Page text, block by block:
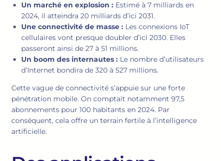
Un marché en explosion : Estimé à 7 milliards en
2024, il atteindra 20 milliards d’ici 2031.
Une connectivité de masse : Les connexions IoT
cellulaires vont presque doubler d’ici 2030. Elles
passeront ainsi de 27 à 51 millions.
Un boom des internautes : Le nombre d’utilisateurs
d’Internet bondira de 320 à 527 millions.
Cette vague de connectivité s’appuie sur une forte
pénétration mobile. On comptait notamment 97,5
abonnements pour 100 habitants en 2024. Par
conséquent, cela offre un terrain fertile à l’intelligence
artificielle.